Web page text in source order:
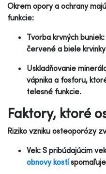
Okrem opory a ochrany
funkcie:
Tvorba krvných
červené a biele
Uskladňovanie
vápnika a fosforu,
telesné funkcie.
Faktory, ktoré
Riziko vzniku osteoporózy
Vek: S pribúdajúcim
obnovy kostí